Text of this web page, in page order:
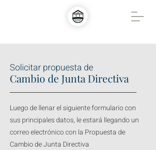
Solicitar propuesta de
Cambio de Junta Directiva
Luego de llenar el siguiente formulario con
sus principales datos, le estará llegando un
correo electrónico con la Propuesta de
Cambio de Junta Directiva